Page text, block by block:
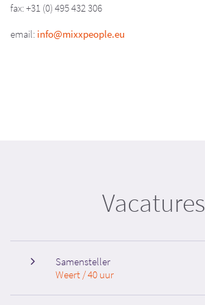
fax: +31 (0) 495 432 306
email: info@mixxpeople.eu
Vacatures
Samensteller
Weert / 40 uur